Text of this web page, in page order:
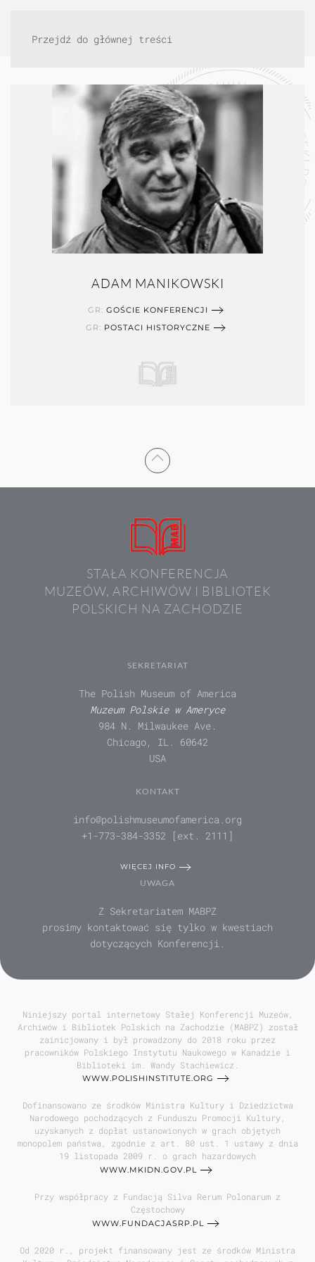
Przejdź do głównej treści
ADAM MANIKOWSKI
GR: GOŚCIE KONFERENCJI
GR: POSTACI HISTORYCZNE
STAŁA KONFERENCJA
MUZEÓW, ARCHIWÓW I BIBLIOTEK
POLSKICH NA ZACHODZIE
SEKRETARIAT
The Polish Museum of America
Muzeum Polskie w Ameryce
984 N. Milwaukee Ave.
Chicago, IL. 60642
USA
KONTAKT
info@polishmuseumofamerica.org
+1-773-384-3352 [ext. 2111]
WIĘCEJ INFO
UWAGA
Z Sekretariatem MABPZ
prosimy kontaktować się tylko w kwestiach
dotyczących Konferencji.
Niniejszy portal internetowy Stałej Konferencji Muzeów,
Archiwów i Bibliotek Polskich na Zachodzie (MABPZ) został
zainicjowany i był prowadzony do 2018 roku przez
pracowników Polskiego Instytutu Naukowego w Kanadzie i
Biblioteki im. Wandy Stachiewicz.
WWW.POLISHINSTITUTE.ORG
Dofinansowano ze środków Ministra Kultury i Dziedzictwa
Narodowego pochodzących z Funduszu Promocji Kultury,
uzyskanych z dopłat ustanowionych w grach objętych
monopolem państwa, zgodnie z art. 80 ust. 1 ustawy z dnia
19 listopada 2009 r. o grach hazardowych
WWW.MKIDN.GOV.PL
Przy współpracy z Fundacją Silva Rerum Polonarum z
Częstochowy
WWW.FUNDACJASRP.PL
Od 2020 r., projekt finansowany jest ze środków Ministra